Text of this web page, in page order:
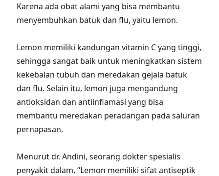
Karena ada obat alami yang bisa membantu
menyembuhkan batuk dan flu, yaitu lemon.
Lemon memiliki kandungan vitamin C yang tinggi,
sehingga sangat baik untuk meningkatkan sistem
kekebalan tubuh dan meredakan gejala batuk
dan flu. Selain itu, lemon juga mengandung
antioksidan dan antiinflamasi yang bisa
membantu meredakan peradangan pada saluran
pernapasan.
Menurut dr. Andini, seorang dokter spesialis
penyakit dalam, “Lemon memiliki sifat antiseptik